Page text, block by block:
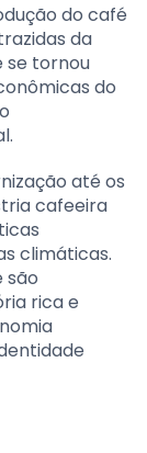
do café
da
se tornou
do
até os
cafeeira
climáticas.
são
rica e